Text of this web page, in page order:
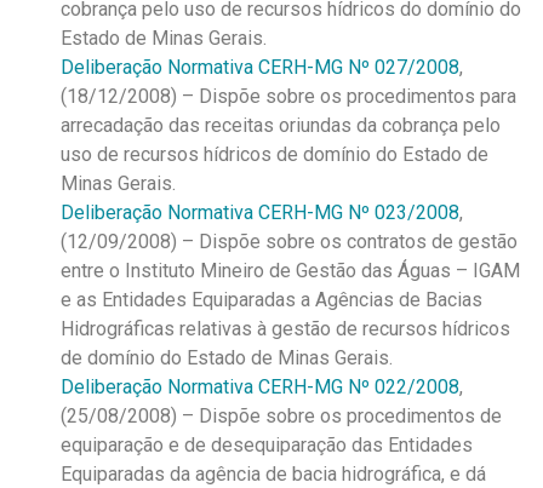
cobrança pelo uso de recursos hídricos do domínio do
Estado de Minas Gerais.
Deliberação Normativa CERH-MG Nº 027/2008,
(18/12/2008) – Dispõe sobre os procedimentos para
arrecadação das receitas oriundas da cobrança pelo
uso de recursos hídricos de domínio do Estado de
Minas Gerais.
Deliberação Normativa CERH-MG Nº 023/2008,
(12/09/2008) – Dispõe sobre os contratos de gestão
entre o Instituto Mineiro de Gestão das Águas – IGAM
e as Entidades Equiparadas a Agências de Bacias
Hidrográficas relativas à gestão de recursos hídricos
de domínio do Estado de Minas Gerais.
Deliberação Normativa CERH-MG Nº 022/2008,
(25/08/2008) – Dispõe sobre os procedimentos de
equiparação e de desequiparação das Entidades
Equiparadas da agência de bacia hidrográfica, e dá